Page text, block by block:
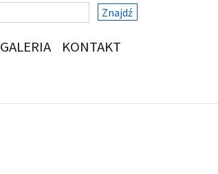
Znajdź
GALERIA(CURRENT)
KONTAKT